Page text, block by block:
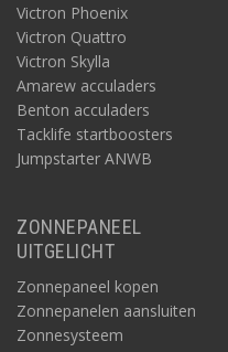
Victron Phoenix
Victron Quattro
Victron Skylla
Amarew acculaders
Benton acculaders
Tacklife startboosters
Jumpstarter ANWB
ZONNEPANEEL
UITGELICHT
Zonnepaneel kopen
Zonnepanelen aansluiten
Zonnesysteem